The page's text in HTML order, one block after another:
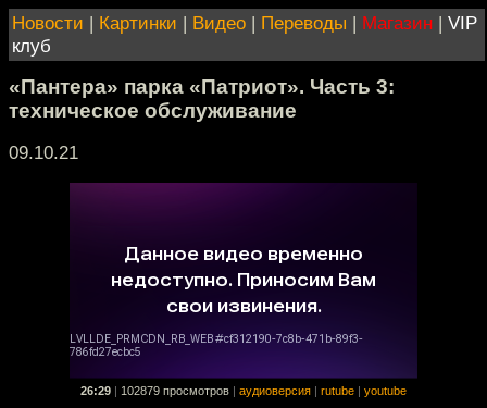
Новости | Картинки | Видео | Переводы | Магазин | VIP
клуб
«Пантера» парка «Патриот». Часть 3:
техническое обслуживание
09.10.21
26:29 102879 просмотров аудиоверсия rutube youtube